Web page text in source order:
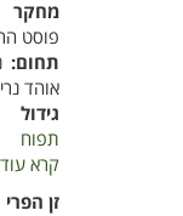
מחקר
פוסט
תחום
אוהד
גידול
תפוח
קרא עוד
זן הפרי